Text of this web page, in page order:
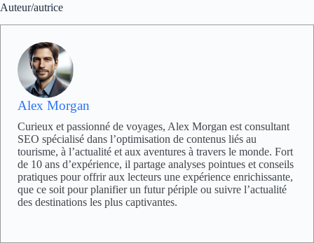
Auteur/autrice
Alex Morgan
Curieux et passionné de voyages, Alex Morgan est consultant
SEO spécialisé dans l’optimisation de contenus liés au
tourisme, à l’actualité et aux aventures à travers le monde. Fort
de 10 ans d’expérience, il partage analyses pointues et conseils
pratiques pour offrir aux lecteurs une expérience enrichissante,
que ce soit pour planifier un futur périple ou suivre l’actualité
des destinations les plus captivantes.